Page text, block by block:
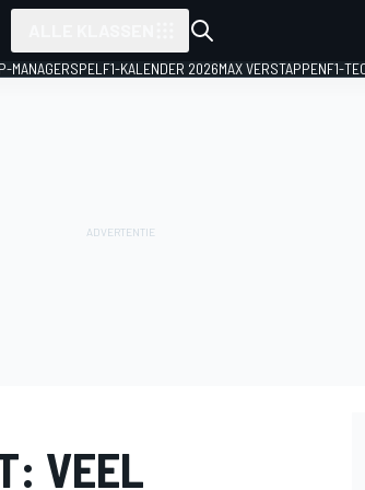
MANAGERSPEL F1-KALENDER 2026MAX VERSTAPPENF1-
VEEL